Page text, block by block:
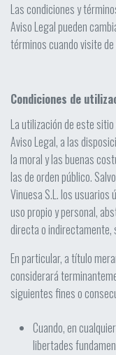
Las condiciones y
Aviso Legal pueden
términos cuando visite
Condiciones de
La utilización de este
Aviso Legal, a las
la moral y las buenas
las de orden público.
Vinuesa S.L. los
uso propio y personal,
directa o indirectamente,
En particular, a título
considerará
siguientes fines o
Cuando, en
libertades